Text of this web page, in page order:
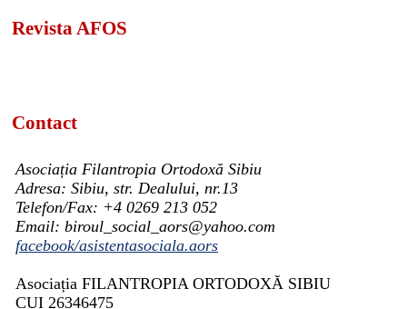
Revista AFOS
Contact
Asociația Filantropia Ortodoxă Sibiu
Adresa: Sibiu, str. Dealului, nr.13
Telefon/Fax: +4 0269 213 052
Email: biroul_social_aors@yahoo.com
facebook/asistentasociala.aors
Asociația FILANTROPIA ORTODOXĂ SIBIU
CUI 26346475